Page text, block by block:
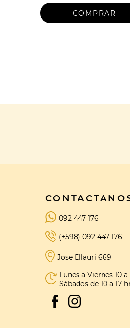
092 447 176
(+598) 092 447 176
Jose Ellauri 669
Lunes a Viernes 10
Sábados de 10 a 17